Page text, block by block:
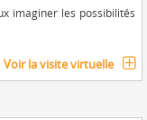
imaginer les possibilités
Voir la visite virtuelle